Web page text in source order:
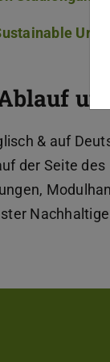
& auf
der Seite des